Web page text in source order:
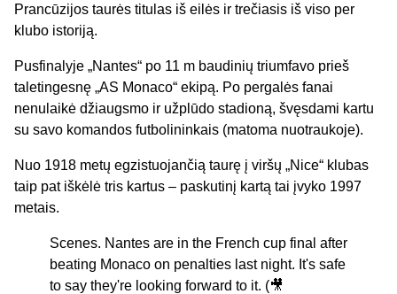
Prancūzijos taurės titulas iš eilės ir trečiasis iš viso per
klubo istoriją.
Pusfinalyje „Nantes“ po 11 m baudinių triumfavo prieš
taletingesnę „AS Monaco“ ekipą. Po pergalės fanai
nenulaikė džiaugsmo ir užplūdo stadioną, švęsdami kartu
su savo komandos futbolininkais (matoma nuotraukoje).
Nuo 1918 metų egzistuojančią taurę į viršų „Nice“ klubas
taip pat iškėlė tris kartus – paskutinį kartą tai įvyko 1997
metais.
Scenes. Nantes are in the French cup final after
beating Monaco on penalties last night. It's safe
to say they're looking forward to it. (🎥